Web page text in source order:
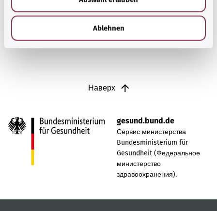
Ablehnen
Узнать больше
Наверх
gesund.bund.de
Сервис министерства
Bundesministerium für
Gesundheit (Федеральное
министерство
здравоохранения).